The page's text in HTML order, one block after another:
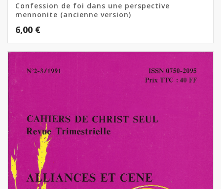
Confession de foi dans une perspective
mennonite (ancienne version)
6,00 €